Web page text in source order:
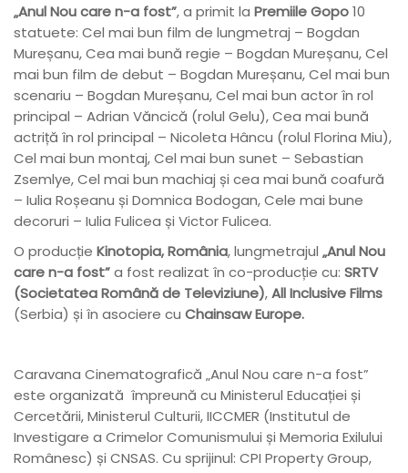
„Anul Nou care n-a fost”,a primit la Premiile Gopo10
statuete: Cel mai bun film de lungmetraj – Bogdan
Mureșanu, Cea mai bună regie – Bogdan Mureșanu, Cel
mai bun film de debut – Bogdan Mureșanu, Cel mai bun
scenariu – Bogdan Mureșanu, Cel mai bun actor în rol
principal – Adrian Văncică (rolul Gelu), Cea mai bună
actriță în rol principal – Nicoleta Hâncu (rolul Florina Miu),
Cel mai bun montaj, Cel mai bun sunet – Sebastian
Zsemlye, Cel mai bun machiaj și cea mai bună coafură
– Iulia Roșeanu și Domnica Bodogan, Cele mai bune
decoruri – Iulia Fulicea și Victor Fulicea.
O producție Kinotopia, România, lungmetrajul „Anul Nou
care n-a fost”a fost realizat în co-producție cu: SRTV
(Societatea Română de Televiziune),All Inclusive Films
(Serbia) și în asociere cu Chainsaw Europe.
Caravana Cinematografică „Anul Nou care n-a fost”
este organizată împreună cu Ministerul Educației și
Cercetării, Ministerul Culturii, IICCMER (Institutul de
Investigare a Crimelor Comunismului și Memoria Exilului
Românesc) și CNSAS. Cu sprijinul: CPI Property Group,